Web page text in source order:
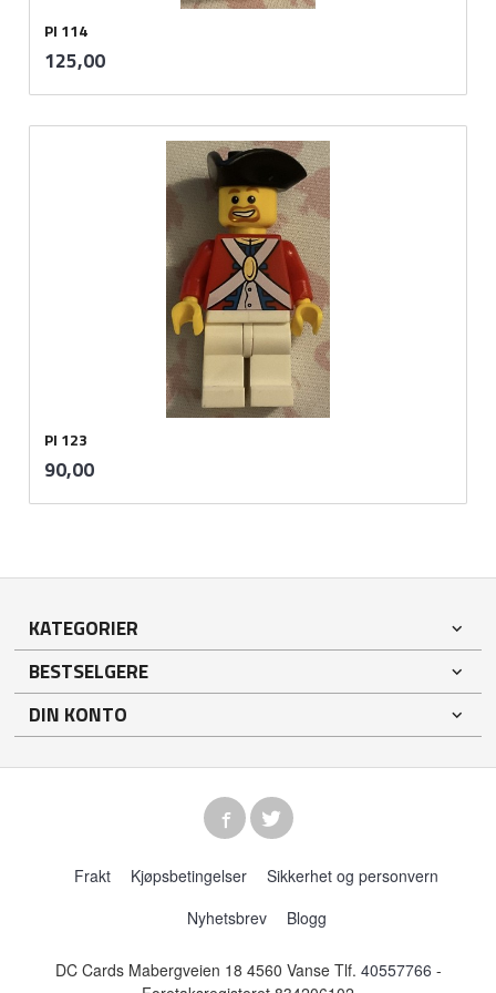
PI 114
Pris
125,00mva.
PI 123
Pris
90,00mva.
KATEGORIER
BESTSELGERE
DIN KONTO
Frakt Kjøpsbetingelser
Sikkerhet og personvern
Nyhetsbrev
Blogg
DC Cards Mabergveien 18 4560 Vanse Tlf. 40557766 -